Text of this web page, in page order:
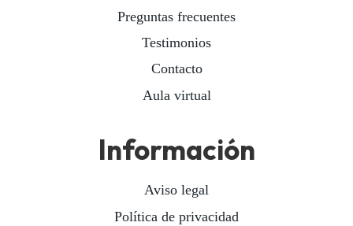
Preguntas frecuentes
Testimonios
Contacto
Aula virtual
Información
Aviso legal
Política de privacidad